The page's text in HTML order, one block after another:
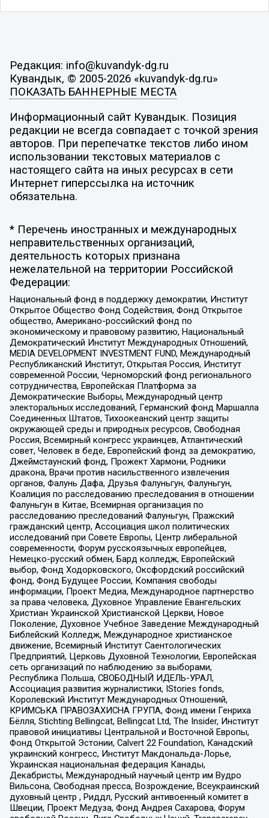
Редакция: info@kuvandyk-dg.ru
Кувандык, © 2005-2026 «kuvandyk-dg.ru»
ПОКАЗАТЬ БАННЕРНЫЕ МЕСТА
Информационный сайт Кувандык. Позиция
редакции не всегда совпадает с точкой зрения
авторов. При перепечатке текстов либо ином
использовании текстовых материалов с
настоящего сайта на иных ресурсах в сети
Интернет гиперссылка на источник
обязательна.
* Перечень иностранных и международных
неправительственных организаций,
деятельность которых признана
нежелательной на территории Российской
Федерации:
Национальный фонд в поддержку демократии, Институт
Открытое Общество Фонд Содействия, Фонд Открытое
общество, Американо-российский фонд по
экономическому и правовому развитию, Национальный
Демократический Институт Международных Отношений,
MEDIA DEVELOPMENT INVESTMENT FUND, Международный
Республиканский Институт, Открытая Россия, Институт
современной России, Черноморский фонд регионального
сотрудничества, Европейская Платформа за
Демократические Выборы, Международный центр
электоральных исследований, Германский фонд Маршалла
Соединенных Штатов, Тихоокеанский центр защиты
окружающей среды и природных ресурсов, Свободная
Россия, Всемирный конгресс украинцев, Атлантический
совет, Человек в беде, Европейский фонд за демократию,
Джеймстаунский фонд, Прожект Хармони, Родники
дракона, Врачи против насильственного извлечения
органов, Фалунь Дафа, Друзья Фалуньгун, Фалуньгун,
Коалиция по расследованию преследования в отношении
Фалуньгун в Китае, Всемирная организация по
расследованию преследований Фалуньгун, Пражский
гражданский центр, Ассоциация школ политических
исследований при Совете Европы, Центр либеральной
современности, Форум русскоязычных европейцев,
Немецко-русский обмен, Бард колледж, Европейский
выбор, Фонд Ходорковского, Оксфордский российский
фонд, Фонд Будущее России, Компания свободы
информации, Проект Медиа, Международное партнерство
за права человека, Духовное Управление Евангельских
Христиан Украинской Христианской Церкви, Новое
Поколение, Духовное Учебное Заведение Международный
Библейский Колледж, Международное христианское
движение, Всемирный Институт Саентологических
Предприятий, Церковь Духовной Технологии, Европейская
сеть организаций по наблюдению за выборами,
Республика Польша, СВОБОДНЫЙ ИДЕЛЬ-УРАЛ,
Ассоциация развития журналистики, IStories fonds,
Королевский Институт Международных Отношений,
КРИМСЬКА ПРАВОЗАХИСНА ГРУПА, Фонд имени Генриха
Бёлля, Stichting Bellingcat, Bellingcat Ltd, The Insider, Институт
правовой инициативы Центральной и Восточной Европы,
Фонд Открытой Эстонии, Calvert 22 Foundation, Канадский
украинский конгресс, Институт Макдональда-Лорье,
Украинская национальная федерация Канады,
Декабристы, Международный научный центр им Вудро
Вильсона, Свободная пресса, Возрождение, Всеукраинский
духовный центр , Риддл, Русский антивоенный комитет в
Швеции, Проект Медуза, Фонд Андрея Сахарова, Форум